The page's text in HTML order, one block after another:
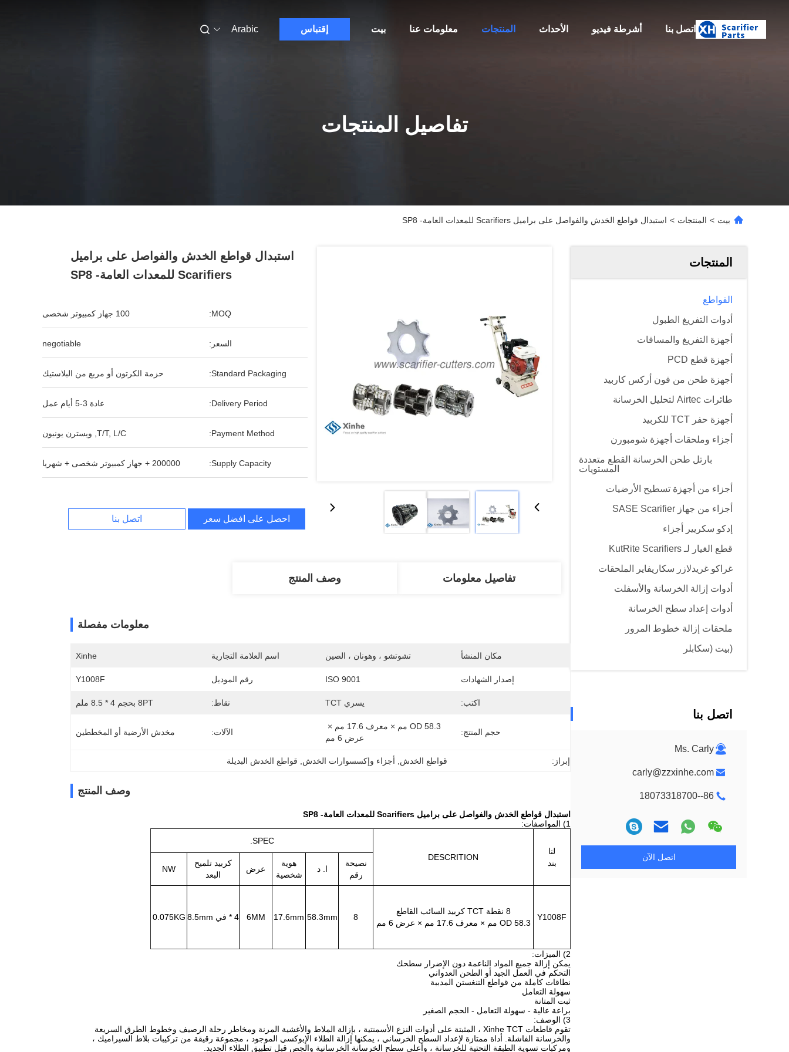
بيت معلومات عنا المنتجات الأحداث أشرطة فيديو اتصل بنا إقتباس Arabic
تفاصيل المنتجات
بيت > المنتجات > استبدال قواطع الخدش والفواصل على براميل Scarifiers للمعدات العامة- SP8
المنتجات
القواطع
أدوات التفريغ الطبول
أجهزة التفريغ والمسافات
أجهزة قطع PCD
أجهزة طحن من فون أركس كاربيد
طائرات Airtec لتحليل الخرسانة
أجهزة حفر TCT للكربيد
أجزاء وملحقات أجهزة شومبورن
بارتل طحن الخرسانة القطع متعددة
المستويات
أجزاء من أجهزة تسطيح الأرضيات
أجزاء من جهاز SASE Scarifier
إدكو سكريير أجزاء
قطع الغيار لـ KutRite Scarifiers
غراكو غريدلازر سكاريفاير الملحقات
أدوات إزالة الخرسانة والأسفلت
أدوات إعداد سطح الخرسانة
ملحقات إزالة خطوط المرور
(بيت (سكابلر
اتصل بنا
Ms. Carly
carly@zzxinhe.com
86--18073318700
اتصل الآن
استبدال قواطع الخدش والفواصل على براميل
Scarifiers للمعدات العامة- SP8
MOQ: 100 جهاز كمبيوتر شخصى
السعر: negotiable
Standard Packaging: حزمة الكرتون أو مربع من البلاستيك
Delivery Period: عادة 3-5 أيام عمل
Payment Method: T/T, L/C, ويسترن يونيون
Supply Capacity: 200000 + جهاز كمبيوتر شخصى + شهريا
احصل على افضل سعر اتصل بنا
تفاصيل معلومات وصف المنتج
معلومات مفصلة
مكان المنشأ تشوتشو ، وهونان ، الصين اسم العلامة التجارية Xinhe
إصدار الشهادات ISO 9001 رقم الموديل Y1008F
اكتب: يسري TCT نقاط: 8PT بحجم 4 * 8.5 ملم
حجم المنتج:
عرض 6 مم
الآلات: مخدش الأرضية أو المخططين
إبراز: قواطع الخدش أجزاء وإكسسوارات الخدش قواطع الخدش البديلة
وصف المنتج
استبدال قواطع الخدش والفواصل على براميل Scarifiers للمعدات العامة- SP8
1) المواصفات:
لنا
بند
DESCRITION
SPEC.
نصيحة
رقم
ا. د
هوية
شخصية
عرض
كربيد تلميح
البعد
NW
Y1008F
8 نقطة TCT كربيد السائب القاطع
OD 58.3 مم × معرف 17.6 مم × عرض 6 مم
8
58.3mm
17.6mm
6MM 4 * في 8.5mm 0.075KG
2) الميزات:
يمكن إزالة جميع المواد الناعمة دون الإضرار سطحك
التحكم في العمل الجيد أو الطحن العدواني
نطاقات كاملة من قواطع التنغستن المدببة
سهولة التعامل
ثبت المتانة
براعة عالية - سهولة التعامل - الحجم الصغير
3) الوصف:
تقوم قاطعات Xinhe TCT ، المثبتة على أدوات النزع الأسمنتية ، بإزالة الملاط والأغشية المرنة ومخاطر رحلة الرصيف وخطوط الطرق السريعة
والخرسانة الفاشلة.
أداة ممتازة لإعداد السطح الخرساني ، يمكنها إزالة الطلاء الإبوكسي الموجود ، مجموعة رقيقة من تركيبات بلاط السيراميك ،
ومركبات تسوية الطبقة التحتية للخرسانة ، وأعلى سطح الخرسانة الخرسانية والجص قبل تطبيق الطلاء الجديد.